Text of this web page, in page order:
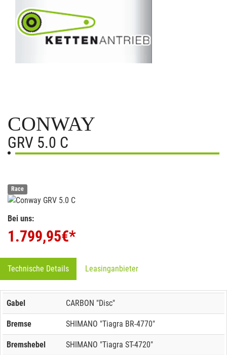
CONWAY
GRV 5.0 C
Race
Bei uns:
1.799,95€*
Technische Details Leasinganbieter
Gabel CARBON "Disc"
Bremse SHIMANO "Tiagra BR-4770"
Bremshebel SHIMANO "Tiagra ST-4720"